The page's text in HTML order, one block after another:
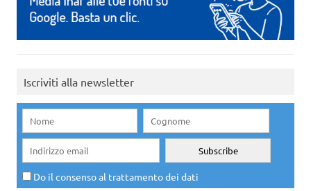
Iscriviti alla newsletter
Do il consenso al trattamento dei dati